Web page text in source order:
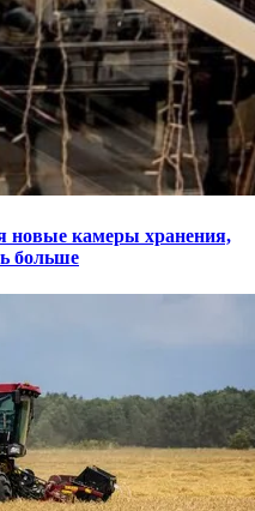
новые камеры хранения,
больше